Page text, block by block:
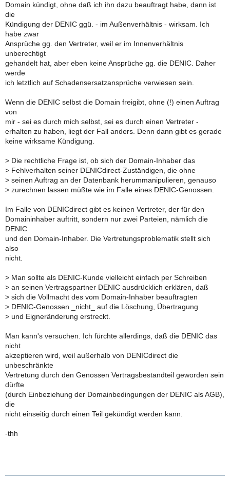
Domain kündigt, ohne daß ich ihn dazu beauftragt habe, dann ist
die
Kündigung der DENIC ggü. - im Außenverhältnis - wirksam. Ich
habe zwar
Ansprüche gg. den Vertreter, weil er im Innenverhältnis
unberechtigt
gehandelt hat, aber eben keine Ansprüche gg. die DENIC. Daher
werde
ich letztlich auf Schadensersatzansprüche verwiesen sein.
Wenn die DENIC selbst die Domain freigibt, ohne (!) einen Auftrag
von
mir - sei es durch mich selbst, sei es durch einen Vertreter -
erhalten zu haben, liegt der Fall anders. Denn dann gibt es gerade
keine wirksame Kündigung.
> Die rechtliche Frage ist, ob sich der Domain-Inhaber das
> Fehlverhalten seiner DENICdirect-Zuständigen, die ohne
> seinen Auftrag an der Datenbank herummanipulieren, genauso
> zurechnen lassen müßte wie im Falle eines DENIC-Genossen.
Im Falle von DENICdirect gibt es keinen Vertreter, der für den
Domaininhaber auftritt, sondern nur zwei Parteien, nämlich die
DENIC
und den Domain-Inhaber. Die Vertretungsproblematik stellt sich
also
nicht.
> Man sollte als DENIC-Kunde vielleicht einfach per Schreiben
> an seinen Vertragspartner DENIC ausdrücklich erklären, daß
> sich die Vollmacht des vom Domain-Inhaber beauftragten
> DENIC-Genossen _nicht_ auf die Löschung, Übertragung
> und Eigneränderung erstreckt.
Man kann's versuchen. Ich fürchte allerdings, daß die DENIC das
nicht
akzeptieren wird, weil außerhalb von DENICdirect die
unbeschränkte
Vertretung durch den Genossen Vertragsbestandteil geworden sein
dürfte
(durch Einbeziehung der Domainbedingungen der DENIC als AGB),
die
nicht einseitig durch einen Teil gekündigt werden kann.
-thh